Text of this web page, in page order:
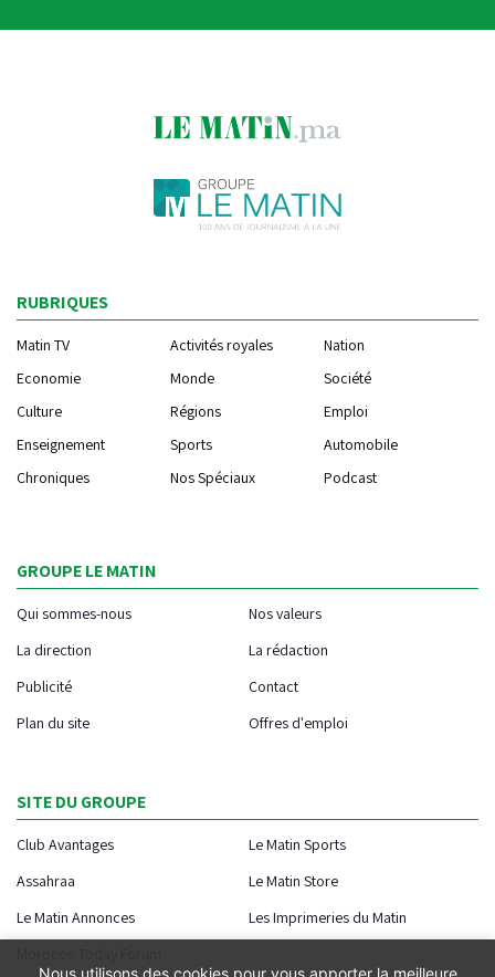
RUBRIQUES
Matin TV Activités royales
Nation
Economie
Monde
Société
Culture
Régions
Emploi
Enseignement
Sports
Automobile
Chroniques
Nos Spéciaux Podcast
GROUPE LE MATIN
Qui sommes-nous
Nos valeurs
La direction
La rédaction
Publicité
Contact
Plan du site
Offres d'emploi
SITE DU GROUPE
Club Avantages
Le Matin Sports
Assahraa
Le Matin Store
Le Matin Annonces
Les Imprimeries du Matin
Nous utilisons des cookies pour vous apporter la meilleure